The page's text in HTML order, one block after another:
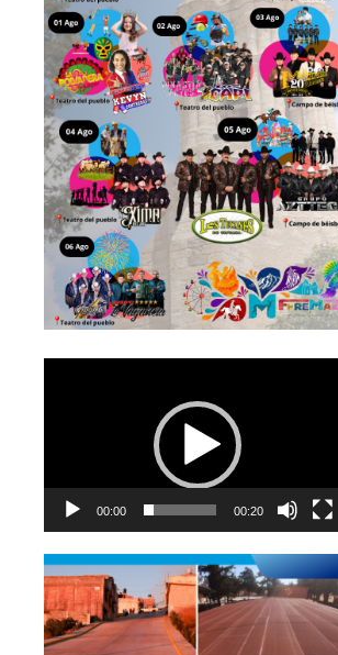
00:00 00:20